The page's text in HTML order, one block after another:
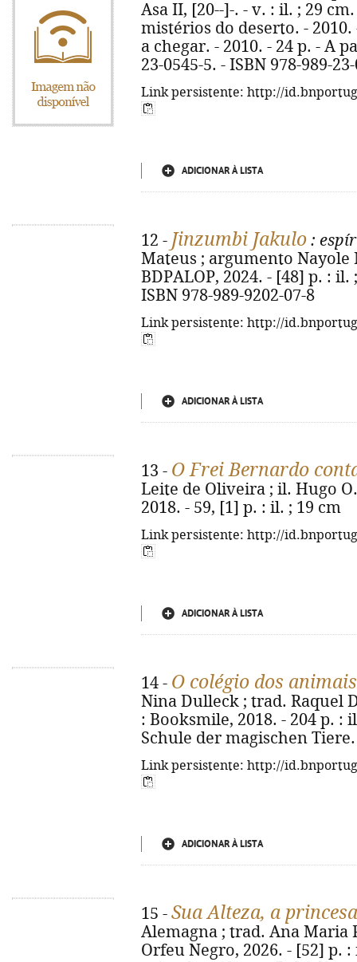
Asa II, [20--]-. - v. : il. ; 29
mistérios do deserto. - 2010.
a chegar. - 2010. - 24 p. - A
23-0545-5. - ISBN 978-989-
Link persistente: http://
ADICIONAR À LISTA
12 - Jinzumbi Jakulo :
Mateus ; argumento Nayole
BDPALOP, 2024. - [48] p. :
ISBN 978-989-9202-07-8
Link persistente: http://
ADICIONAR À LISTA
13 - O Frei Bernardo
Leite de Oliveira ; il. Hugo
2018. - 59, [1] p. : il. ; 19 cm
Link persistente: http://
ADICIONAR À LISTA
14 - O colégio dos
Nina Dulleck ; trad. Raquel
: Booksmile, 2018. - 204 p. :
Schule der magischen Tiere.
Link persistente: http://
ADICIONAR À LISTA
15 - Sua Alteza, a
Alemagna ; trad. Ana Maria
Orfeu Negro, 2026. - [52] p.